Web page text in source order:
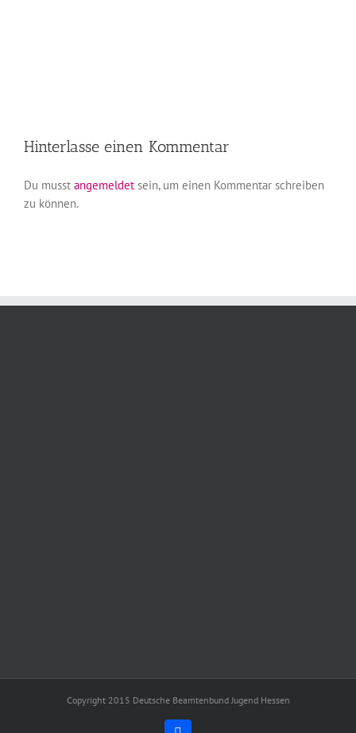
Hinterlasse einen Kommentar
Du musst angemeldet sein, um einen Kommentar schreiben
zu können.
Copyright 2015 Deutsche Beamtenbund Jugend Hessen